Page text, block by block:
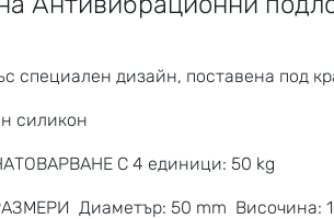
специален дизайн, поставена под
силикон
С 4 единици: 50 kg
Диаметър: 50 mm Височина: